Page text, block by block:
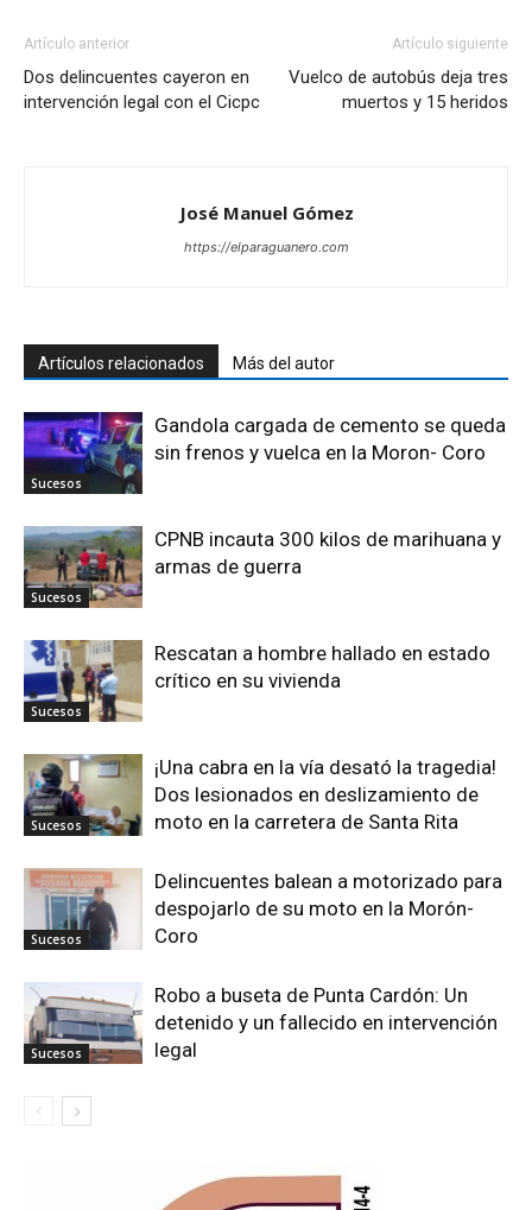
Artículo anterior
Dos delincuentes cayeron en
intervención legal con el Cicpc
Artículo siguiente
Vuelco de autobús deja tres
muertos y 15 heridos
José Manuel Gómez
https://elparaguanero.com
Artículos relacionados Más del autor
Sucesos
Gandola cargada de cemento se queda
sin frenos y vuelca en la Moron- Coro
Sucesos
CPNB incauta 300 kilos de marihuana y
armas de guerra
Sucesos
Rescatan a hombre hallado en estado
crítico en su vivienda
Sucesos
¡Una cabra en la vía desató la tragedia!
Dos lesionados en deslizamiento de
moto en la carretera de Santa Rita
Sucesos
Delincuentes balean a motorizado para
despojarlo de su moto en la Morón-
Coro
Sucesos
Robo a buseta de Punta Cardón: Un
detenido y un fallecido en intervención
legal